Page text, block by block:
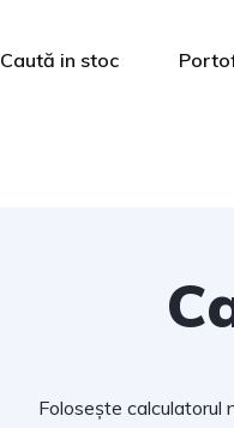
Caută in stoc
Folosește calculatorul